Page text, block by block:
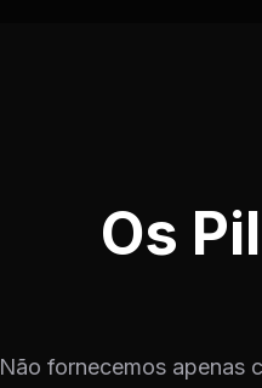
Os
Não fornecemos apenas